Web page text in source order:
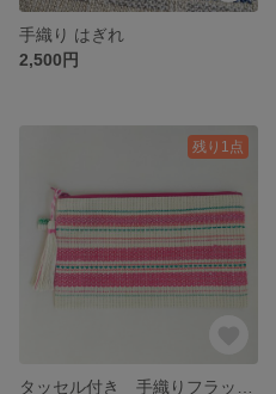
手織り はぎれ
2,500円
残り1点